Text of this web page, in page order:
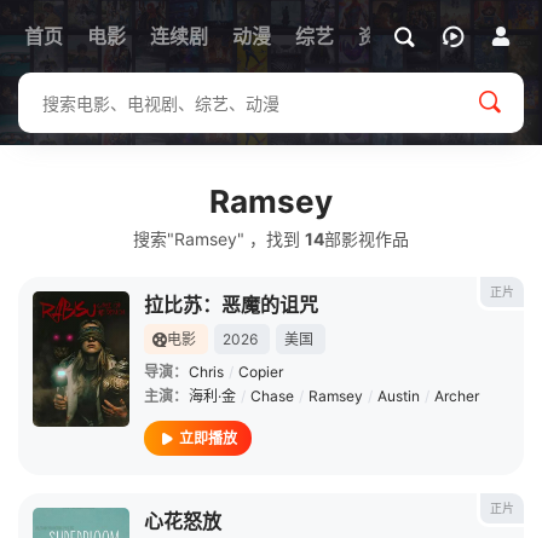
首页 电影 连续剧 动漫 综艺 资讯
Ramsey
搜索"Ramsey" ，找到 14部影视作品
正片
拉比苏：恶魔的诅咒
电影 2026
美国
导演： Chris / Copier
主演： 海利·金 / Chase / Ramsey / Austin / Archer
立即播放
正片
心花怒放